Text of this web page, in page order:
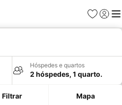
Favoritos
Iniciar
Hóspedes e quartos
2 hóspedes, 1 quarto.
Filtrar Mapa